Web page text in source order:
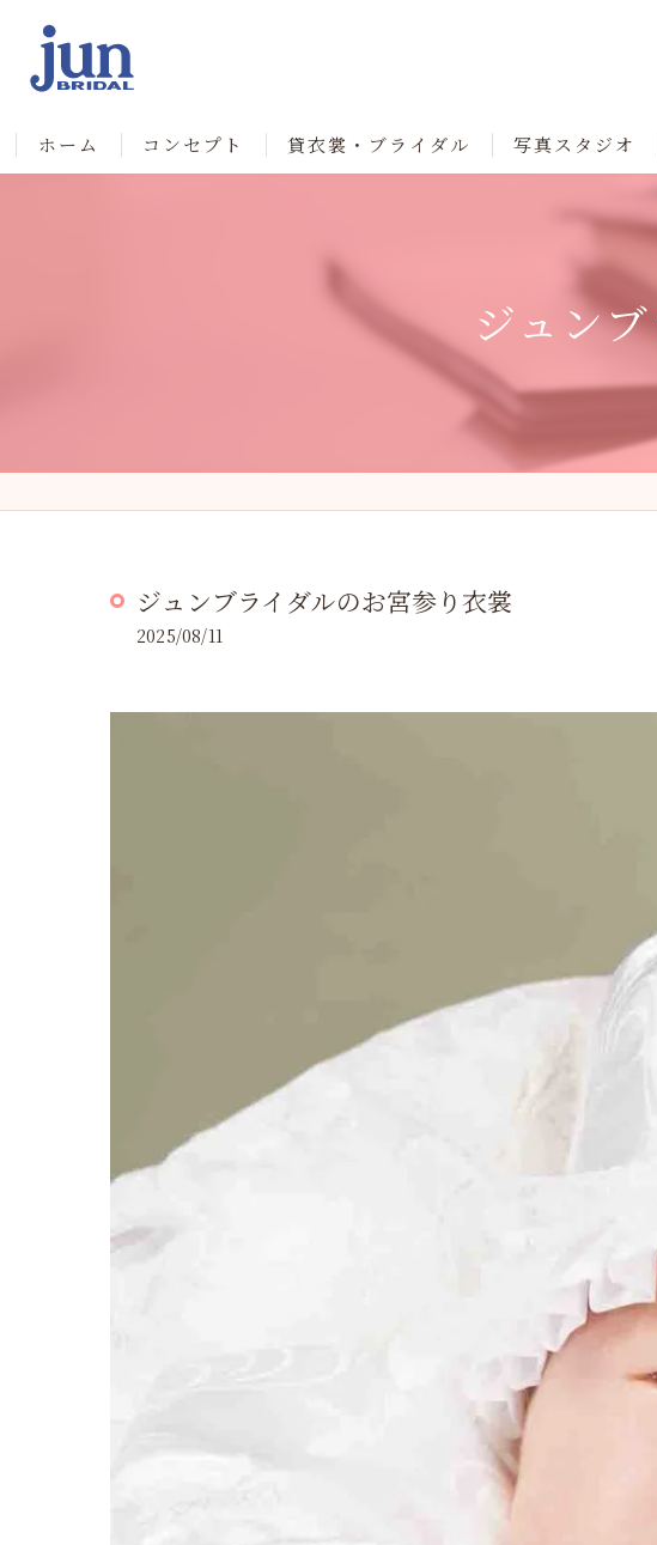
ホーム コンセプト 貸衣裳・ブライダル 写真スタジオ
ジュン
ジュンブライダルのお宮参り衣裳
2025/08/11